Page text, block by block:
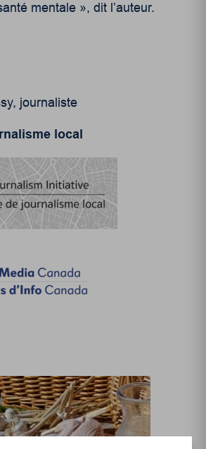
mentale », dit l’auteur.
journaliste
local